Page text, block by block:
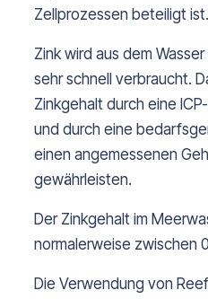
Zellprozessen beteiligt ist.
Zink wird aus dem
sehr schnell verbraucht.
Zinkgehalt durch eine
und durch eine
einen angemessenen
gewährleisten.
Der Zinkgehalt im
normalerweise zwischen
Die Verwendung von